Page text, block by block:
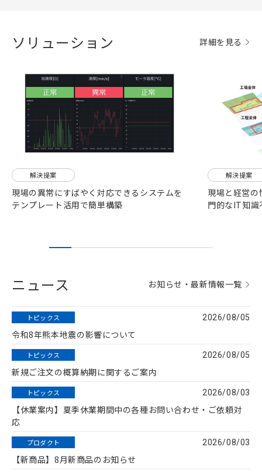
ソリューション 詳細を見る
解決提案
現場の異常にすばやく対応できるシステムを
テンプレート活用で簡単構築
解決提案
現場と経営
門的なIT知識
ニュース お知らせ・最新情報一覧
トピックス 2026/08/05
令和8年熊本地震の影響について
トピックス 2026/08/05
新規ご注文の概算納期に関するご案内
トピックス 2026/08/03
【休業案内】夏季休業期間中の各種お問い合わせ・ご依頼対
応
プロダクト 2026/08/03
【新商品】8月新商品のお知らせ